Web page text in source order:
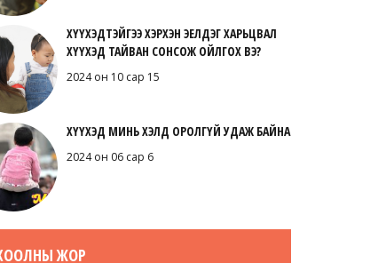
ХҮҮХЭДТЭЙГЭЭ ХЭРХЭН ЭЕЛДЭГ ХАРЬЦВАЛ
ХҮҮХЭД ТАЙВАН СОНСОЖ ОЙЛГОХ ВЭ?
2024 он 10 сар 15
ХҮҮХЭД МИНЬ ХЭЛД ОРОЛГҮЙ УДАЖ БАЙНА
2024 он 06 сар 6
ЖОР